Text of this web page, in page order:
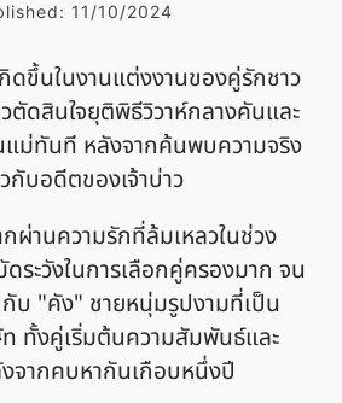
11/10/2024
ดขึ้นในงานแต่งงานของคู่รักชาว
วตัดสินใจยุติพิธีวิวาห์กลางคันและ
แม่ทันที หลังจากค้นพบความจริง
กับอดีตของเจ้าบ่าว
กผ่านความรักที่ล้มเหลวในช่วง
ดระวังในการเลือกคู่ครองมาก จน
บ "คัง" ชายหนุ่มรูปงามที่เป็น
ทั้งคู่เริ่มต้นความสัมพันธ์และ
จากคบหากันเกือบหนึ่งปี